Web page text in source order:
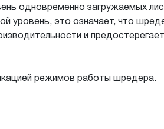
одновременно загружаемых
уровень, это означает, что
и предостерегает
режимов работы шредера.